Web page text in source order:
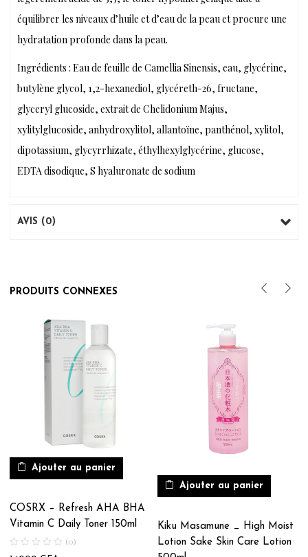
équilibrer les niveaux d’huile et d’eau de la peau et procure une
hydratation profonde dans la peau.
Ingrédients : Eau de feuille de Camellia Sinensis, eau, glycérine,
butylène glycol, 1,2-hexanediol, glycéreth-26, fructane,
glyceryl glucoside, extrait de Chelidonium Majus,
xylitylglucoside, anhydroxylitol, allantoïne, panthénol, xylitol,
dipotassium, glycyrrhizate, éthylhexylglycérine, glucose,
EDTA disodique, S hyaluronate de sodium
AVIS (0)
PRODUITS CONNEXES
Ajouter au panier
COSRX – Refresh AHA BHA
Vitamin C Daily Toner 150ml
(0)
Ajouter au panier
Kiku Masamune _ High Moist
Lotion Sake Skin Care Lotion